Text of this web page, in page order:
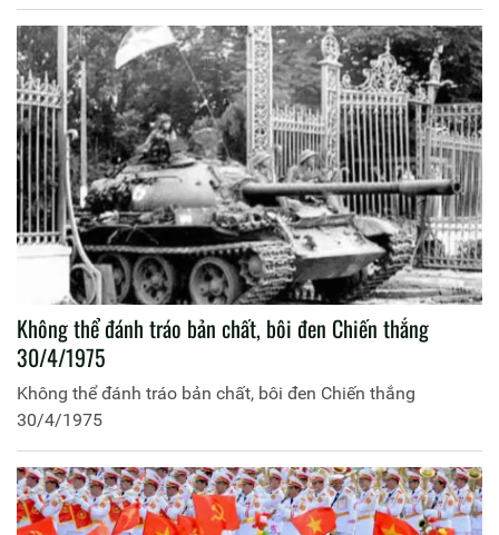
Không thể đánh tráo bản chất, bôi đen Chiến thắng
30/4/1975
Không thể đánh tráo bản chất, bôi đen Chiến thắng
30/4/1975